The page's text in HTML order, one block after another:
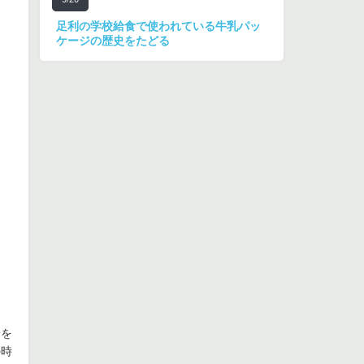
足利の学校給食で使われている牛乳パッ
ケージの歴史をたどる